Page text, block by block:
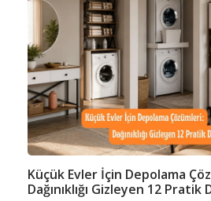
Küçük Evler İçin Depolama
Dağınıklığı Gizleyen 12 Pratik